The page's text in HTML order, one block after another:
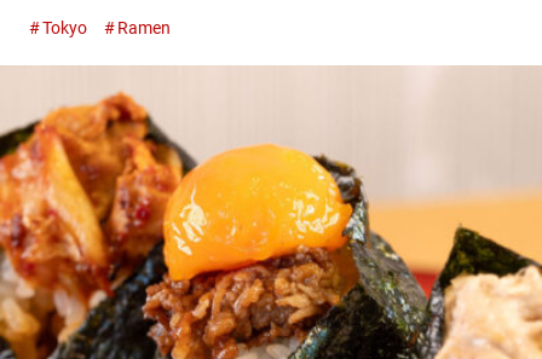
大型枢纽站池袋站西口步行约１０分钟。 位于远离池...
Tokyo Ramen